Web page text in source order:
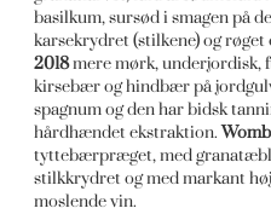
basilkum, sursød i smagen på
karsekrydret (stilkene) og røget
2018mere mørk, underjordisk,
kirsebær og hindbær på
spagnum og den har bidsk
hårdhændet ekstraktion.
tyttebærpræget, med
stilkkrydret og med markant
moslende vin.